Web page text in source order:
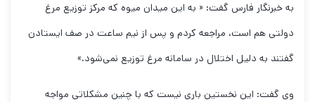
به خبرنگار فارس گفت: « به این میدان میوه که مرکز توزیع مرغ
دولتی هم است، مراجعه کردم و پس از نیم ساعت در صف ایستادن
گفتند به دلیل اختلال در سامانه مرغ توزیع نمی‌شود.»
وی گفت: این نخستین باری نیست که با چنین مشکلاتی مواجه